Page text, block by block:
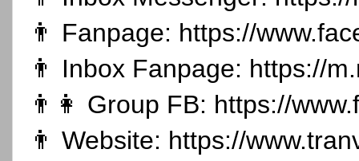
👨 Fanpage: https://
👨 Inbox Fanpage: https://
👨👩 Group FB: https://
👨 Website: https://